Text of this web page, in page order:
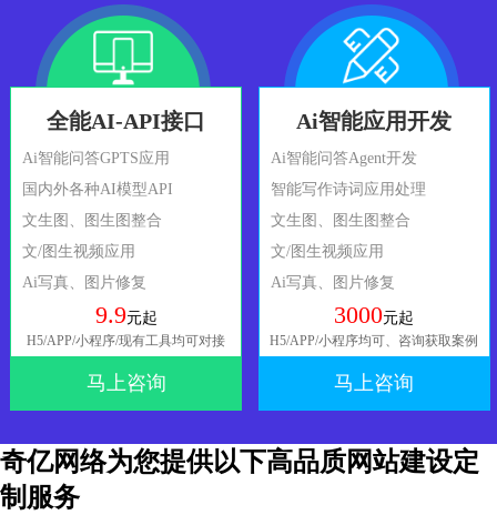
全能AI-API接口
Ai智能问答GPTS应用
国内外各种AI模型API
文生图、图生图整合
文/图生视频应用
Ai写真、图片修复
9.9元起
H5/APP/小程序/现有工具均可对接
马上咨询
Ai智能应用开发
Ai智能问答Agent开发
智能写作诗词应用处理
文生图、图生图整合
文/图生视频应用
Ai写真、图片修复
3000元起
H5/APP/小程序均可、咨询获取案例
马上咨询
奇亿网络为您提供以下高品质网站建设定
制服务